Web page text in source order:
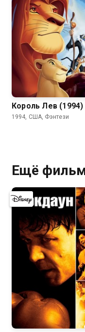
8.8
Король Лев (1994)
1994, США, Фэнтези
Ещё
8.2